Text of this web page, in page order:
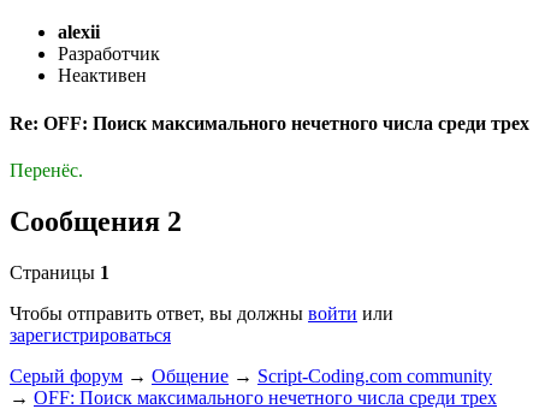
alexii
Разработчик
Неактивен
Re: OFF: Поиск максимального нечетного числа среди трех
Перенёс.
Сообщения 2
Страницы 1
Чтобы отправить ответ, вы должны войти или
зарегистрироваться
Серый форум → Общение → Script-Coding.com community
→ OFF: Поиск максимального нечетного числа среди трех